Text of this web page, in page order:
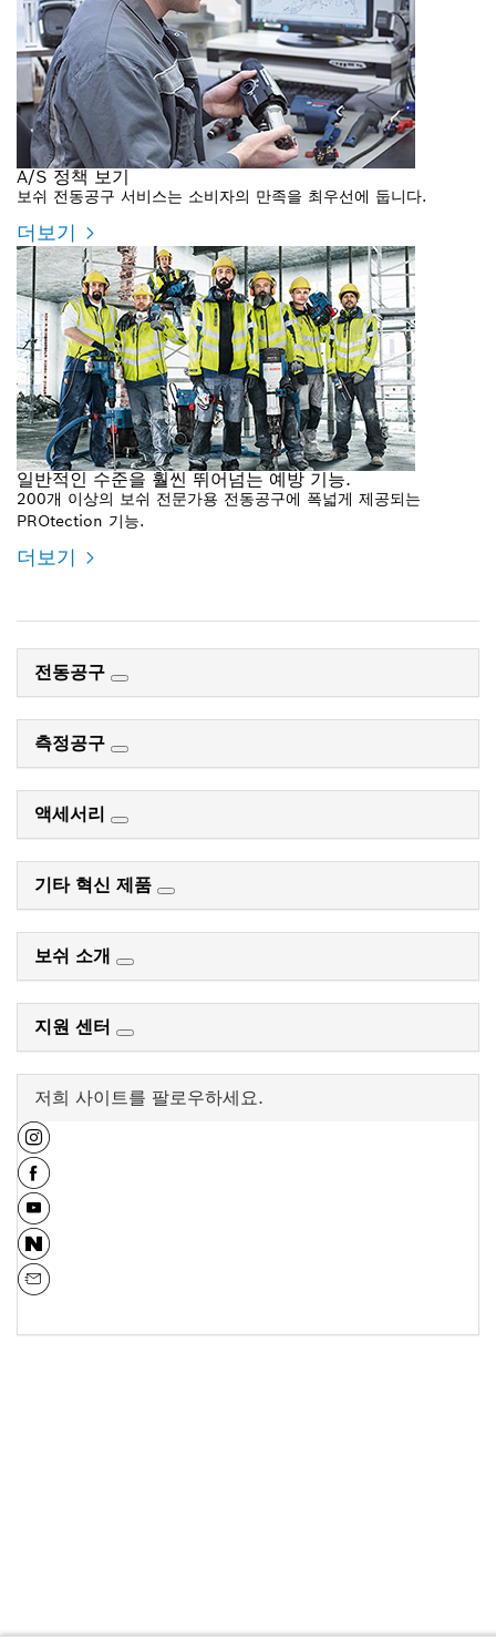
A/S 정책 보기
보쉬 전동공구 서비스는 소비자의 만족을 최우선에 둡니다.
더보기
일반적인 수준을 훨씬 뛰어넘는 예방 기능.
200개 이상의 보쉬 전문가용 전동공구에 폭넓게 제공되는
PROtection 기능.
더보기
전동공구
측정공구
액세서리
기타 혁신 제품
보쉬 소개
지원 센터
저희 사이트를 팔로우하세요.